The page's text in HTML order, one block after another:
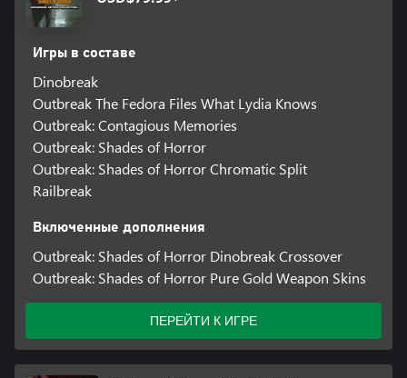
Игры в составе
Dinobreak
Outbreak The Fedora Files What Lydia Knows
Outbreak: Contagious Memories
Outbreak: Shades of Horror
Outbreak: Shades of Horror Chromatic Split
Railbreak
Включенные дополнения
Outbreak: Shades of Horror Dinobreak Crossover
Outbreak: Shades of Horror Pure Gold Weapon Skins
ПЕРЕЙТИ К ИГРЕ